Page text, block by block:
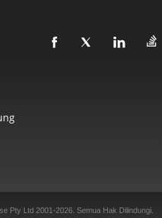
Pty Ltd 2001-2026. Semua Hak Dilindungi.